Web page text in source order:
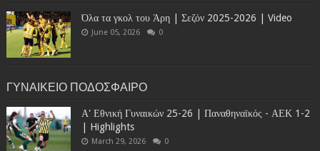
Όλα τα γκολ του Άρη | Σεζόν 2025-2026 | Video
June 05, 2026 0
ΓΥΝΑΙΚΕΙΟ ΠΟΔΟΣΦΑΙΡΟ
Α' Εθνική Γυναικών 25-26 | Παναθηναϊκός - ΑΕΚ 1-2
| Highlights
March 29, 2026 0